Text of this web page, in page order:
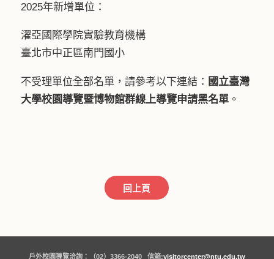
2025年新增單位：
濯亞國際學院實驗教育機構
臺北市中正區南門國小
不受理單位全部名單，請參考以下連結： 國立臺灣
大學校園導覽暨博物館群線上導覽申請黑名單。
回上頁
戶外校園導覽洽詢：（02）3366-2040 信箱:visitorcenter@ntu.edu.tw